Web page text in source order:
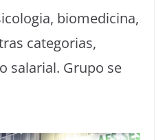
biomedicina,
categorias,
salarial. Grupo se